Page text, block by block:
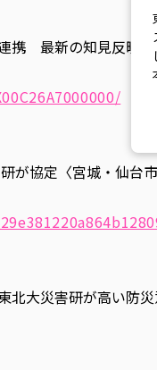
携 最新の知見反映
が協定〈宮城・仙台市
大災害研が高い防災